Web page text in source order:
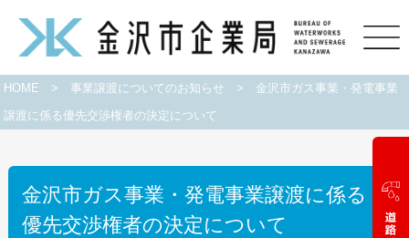
HOME > 事業譲渡についてのお知らせ > 金沢市ガス事業・発電事業
譲渡に係る優先交渉権者の決定について
金沢市ガス事業・発電事業譲渡に係る
優先交渉権者の決定について